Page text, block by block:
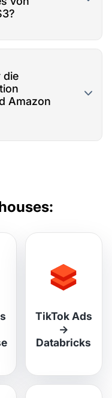
die
Amazon
TikTok Ads
→
Databricks